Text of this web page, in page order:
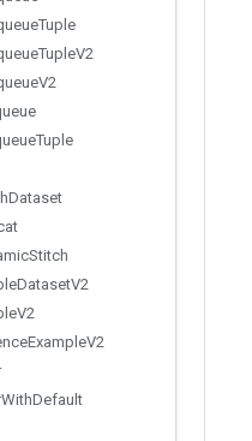
Tuple
TupleV2
V2
Tuple
Dataset
Stitch
DatasetV2
V2
ExampleV2
WithDefault